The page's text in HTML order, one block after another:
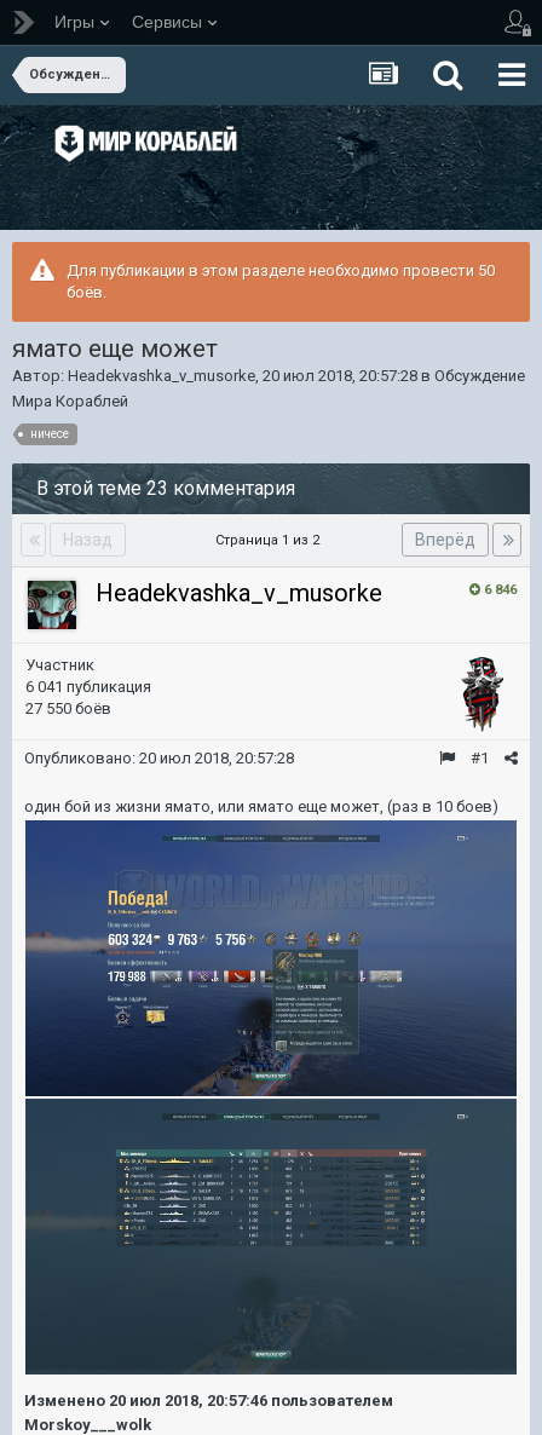
Игры Сервисы
Обсуждение Мира Кораблей
Для публикации в этом разделе необходимо провести 50
боёв.
ямато еще может
Автор: Headekvashka_v_musorke, 20 июл 2018, 20:57:28 в Обсуждение
Мира Кораблей
ничесе
В этой теме 23 комментария
Назад Вперёд
Страница 1 из 2
6 846
Headekvashka_v_musorke
Участник
6 041 публикация
27 550 боёв
#1
Опубликовано: 20 июл 2018, 20:57:28
один бой из жизни ямато, или ямато еще может, (раз в 10 боев)
Изменено 20 июл 2018, 20:57:46 пользователем
Morskoy___wolk